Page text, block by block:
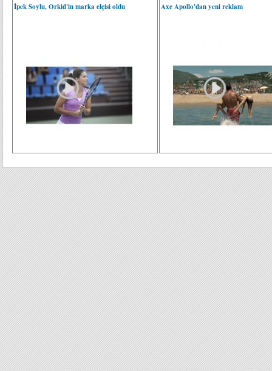
İpek Soylu, Orkid'in marka elçisi oldu Axe Apollo'dan yeni reklam